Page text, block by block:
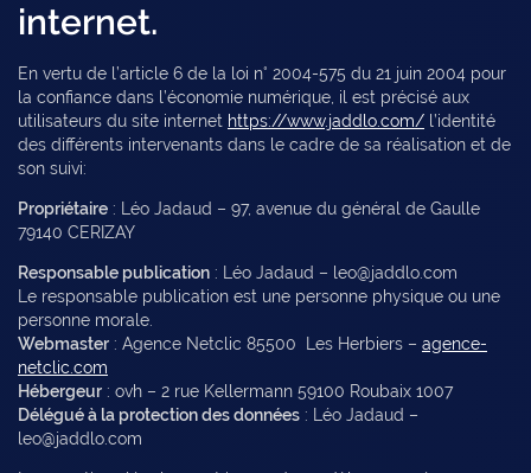
internet.
En vertu de l’article 6 de la loi n° 2004-575 du 21 juin 2004 pour
la confiance dans l’économie numérique, il est précisé aux
utilisateurs du site internet https://www.jaddlo.com/ l’identité
des différents intervenants dans le cadre de sa réalisation et de
son suivi:
Propriétaire : Léo Jadaud – 97, avenue du général de Gaulle
79140 CERIZAY
Responsable publication : Léo Jadaud – leo@jaddlo.com
Le responsable publication est une personne physique ou une
personne morale.
Webmaster : Agence Netclic 85500 Les Herbiers – agence-
netclic.com
Hébergeur : ovh – 2 rue Kellermann 59100 Roubaix 1007
Délégué à la protection des données : Léo Jadaud –
leo@jaddlo.com